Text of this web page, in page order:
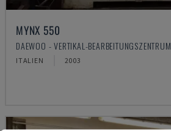
MYNX 550
DAEWOO - VERTIKAL-BEARBEITUNGSZENTRUM
ITALIEN 2003